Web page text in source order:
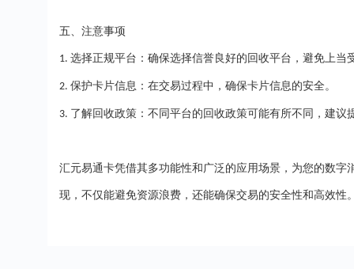
五、注意事项
1. 选择正规平台：确保选择信誉良好的回收平台，避免上当
2. 保护卡片信息：在交易过程中，确保卡片信息的安全。
3. 了解回收政策：不同平台的回收政策可能有所不同，建议
汇元易通卡凭借其多功能性和广泛的应用场景，为您的数
现，不仅能避免资源浪费，还能确保交易的安全性和高效性